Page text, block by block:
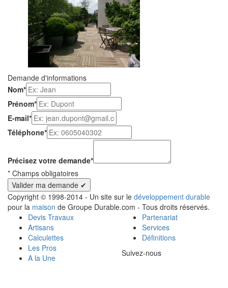
Demande d'informations
Nom*
Prénom*
E-mail*
Téléphone*
Précisez votre demande*
* Champs obligatoires
Copyright © 1998-2014 - Un site sur le développement durable
pour la maison de Groupe Durable.com - Tous droits réservés.
Devis Travaux
Artisans
Calculettes
Les Pros
A la Une
Partenariat
Services
Définitions
Suivez-nous